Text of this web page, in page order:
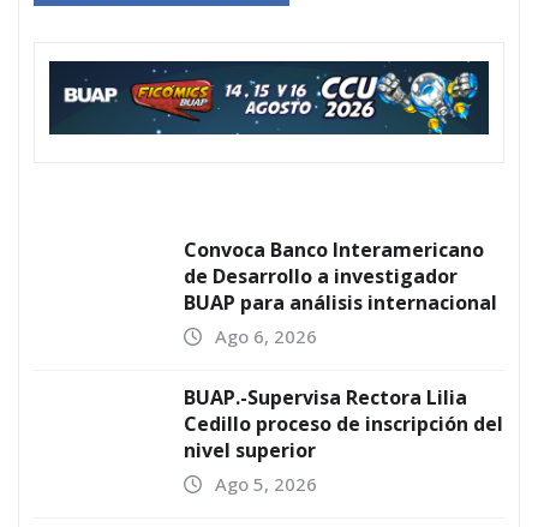
Convoca Banco Interamericano
de Desarrollo a investigador
BUAP para análisis internacional
Ago 6, 2026
BUAP.-Supervisa Rectora Lilia
Cedillo proceso de inscripción del
nivel superior
Ago 5, 2026